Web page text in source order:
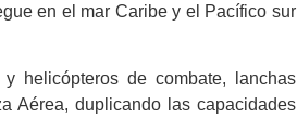
en el mar Caribe y el Pacífico sur
helicópteros de combate, lanchas
Aérea, duplicando las capacidades